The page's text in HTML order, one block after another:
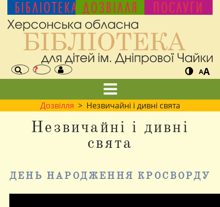
БІБЛІОТЕКА ДОЗВІЛЛЯ ПОСЛУГИ
AA
Дозвілля > Незвичайні і дивні свята
Незвичайні і дивні
свята
ДЕНЬ НАРОДЖЕННЯ КРОСВОРДУ